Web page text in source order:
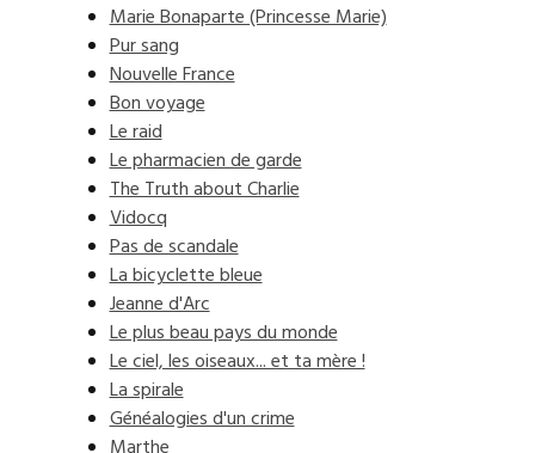
Marie Bonaparte (Princesse Marie)
Pur sang
Nouvelle France
Bon voyage
Le raid
Le pharmacien de garde
The Truth about Charlie
Vidocq
Pas de scandale
La bicyclette bleue
Jeanne d'Arc
Le plus beau pays du monde
Le ciel, les oiseaux... et ta mère !
La spirale
Généalogies d'un crime